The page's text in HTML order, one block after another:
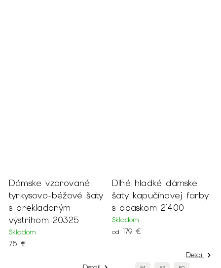
Dámske vzorované
tyrkysovo-béžové šaty
s prekladaným
výstrihom 20325
Skladom
75 €
Dlhé hladké dámske
šaty kapučínovej farby
s opaskom 21400
Skladom
od 179 €
Detail